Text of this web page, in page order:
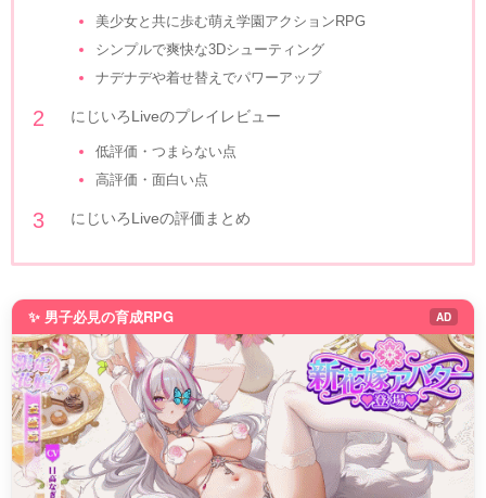
美少女と共に歩む萌え学園アクションRPG
シンプルで爽快な3Dシューティング
ナデナデや着せ替えでパワーアップ
にじいろLiveのプレイレビュー
低評価・つまらない点
高評価・面白い点
にじいろLiveの評価まとめ
✨ 男子必見の育成RPG AD